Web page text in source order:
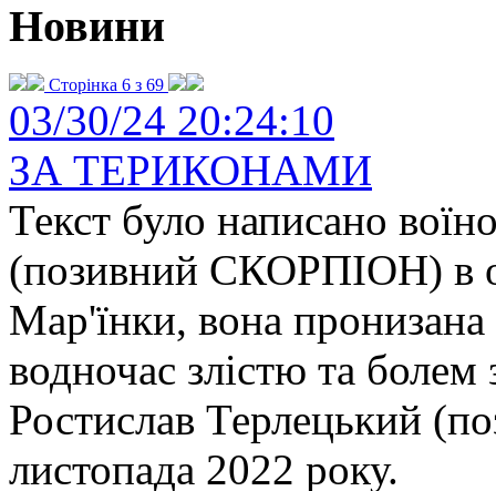
Новини
Сторінка 6 з 69
03/30/24 20:24:10
ЗА ТЕРИКОНАМИ
Текст було написано
(позивний СКОРПІОН) в
Мар'їнки, вона
водночас злістю та
Ростислав Терлецький
листопада 2022 року.